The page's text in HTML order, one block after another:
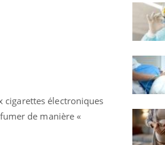
cigarettes électroniques
de manière «
Comment éviter une otite
pendant les vacances ?